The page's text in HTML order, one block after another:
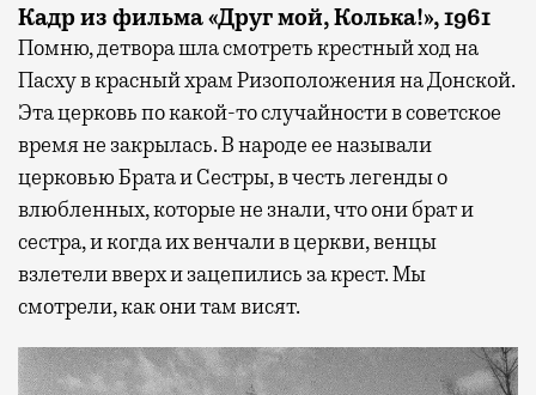
Кадр из фильма «Друг мой, Колька!», 1961
Помню, детвора шла смотреть крестный ход на
Пасху в красный храм Ризоположения на Донской.
Эта церковь по какой-то случайности в советское
время не закрылась. В народе ее называли
церковью Брата и Сестры, в честь легенды о
влюбленных, которые не знали, что они брат и
сестра, и когда их венчали в церкви, венцы
взлетели вверх и зацепились за крест. Мы
смотрели, как они там висят.